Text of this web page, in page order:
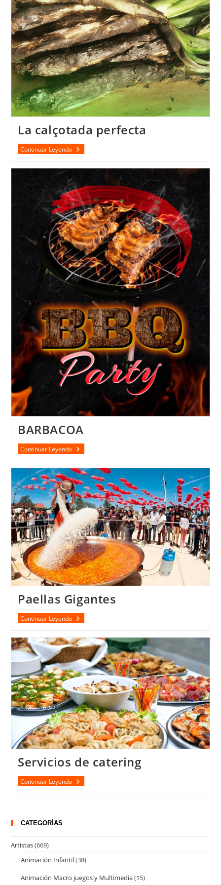
La calçotada perfecta
Continuar LeyendoLa
Calçotada
BARBACOA
Continuar LeyendoBARBACOA
Paellas Gigantes
Continuar LeyendoPaellas
Gigantes
Servicios de catering
Continuar LeyendoServicios
CATEGORÍAS
Artistas(669)
Animación Infantil(38)
Animación Macro juegos y Multimedia(15)